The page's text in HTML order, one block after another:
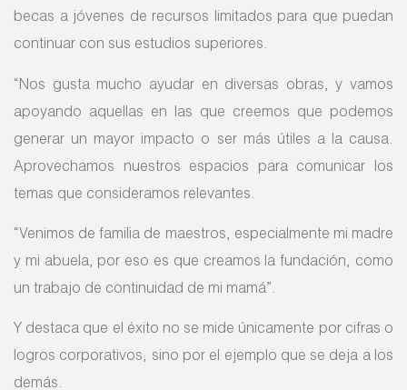
becas a jóvenes de recursos limitados para que puedan
continuar con sus estudios superiores.
“Nos gusta mucho ayudar en diversas obras, y vamos
apoyando aquellas en las que creemos que podemos
generar un mayor impacto o ser más útiles a la causa.
Aprovechamos nuestros espacios para comunicar los
temas que consideramos relevantes.
“Venimos de familia de maestros, especialmente mi madre
y mi abuela, por eso es que creamos la fundación, como
un trabajo de continuidad de mi mamá”.
Y destaca que el éxito no se mide únicamente por cifras o
logros corporativos, sino por el ejemplo que se deja a los
demás.